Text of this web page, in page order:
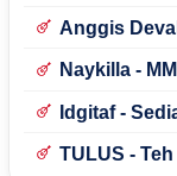
Anggis
Naykilla -
Idgitaf -
TULUS -